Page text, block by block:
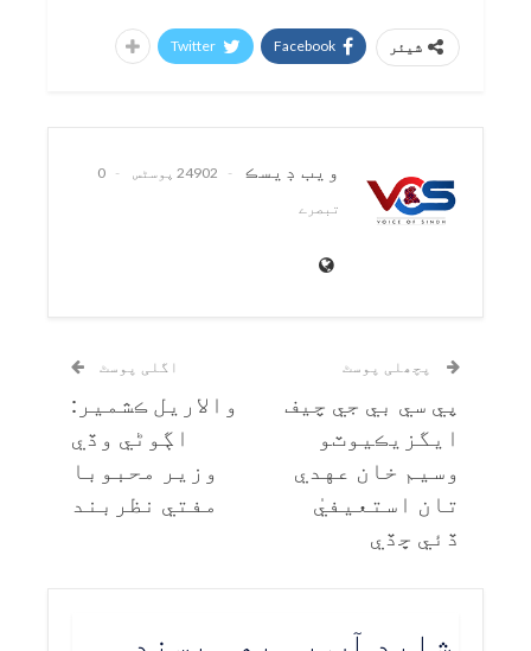
شیئر Facebook
Twitter
ويب ڊيسڪ 24902 پوسٹس
0
تبصرے
پچھلی پوسٹ
پي سي بي جي چيف
ايگزيڪيوٽو
وسيم خان عهدي
تان استعيفيٰ
ڏئي ڇڏي
اگلی پوسٹ
والاريل ڪشمير:
اڳوڻي وڏي
وزير محبوبا
مفتي نظربند
شاید آپ یہ بھی پسند